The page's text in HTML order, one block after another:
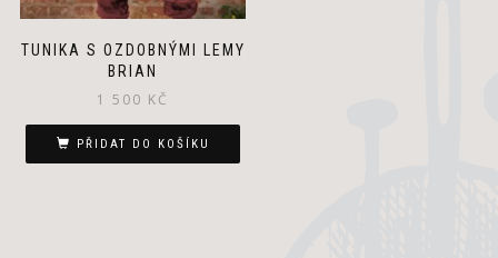
TUNIKA S OZDOBNÝMI LEMY
BRIAN
1 500 KČ
PŘIDAT DO KOŠÍKU